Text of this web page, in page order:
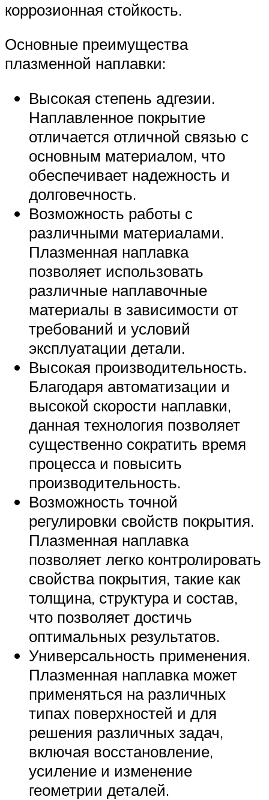
коррозионная стойкость.
Основные преимущества
плазменной наплавки:
Высокая степень адгезии.
Наплавленное покрытие
отличается отличной связью с
основным материалом, что
обеспечивает надежность и
долговечность.
Возможность работы с
различными материалами.
Плазменная наплавка
позволяет использовать
различные наплавочные
материалы в зависимости от
требований и условий
эксплуатации детали.
Высокая производительность.
Благодаря автоматизации и
высокой скорости наплавки,
данная технология позволяет
существенно сократить время
процесса и повысить
производительность.
Возможность точной
регулировки свойств покрытия.
Плазменная наплавка
позволяет легко контролировать
свойства покрытия, такие как
толщина, структура и состав,
что позволяет достичь
оптимальных результатов.
Универсальность применения.
Плазменная наплавка может
применяться на различных
типах поверхностей и для
решения различных задач,
включая восстановление,
усиление и изменение
геометрии деталей.